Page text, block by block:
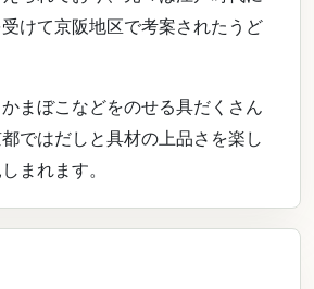
けて京阪地区で考案されたうど
まぼこなどをのせる具だくさん
ではだしと具材の上品さを楽し
まれます。